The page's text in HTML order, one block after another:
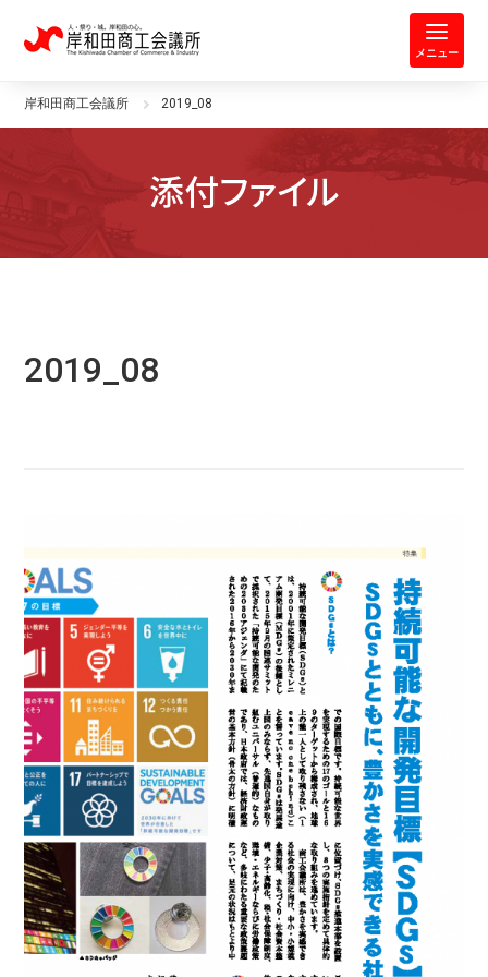
岸和田商工会議所 | 人・祭り・城。
メニュー
岸和田商工会議所 2019_08
添付ファイル
2019_08